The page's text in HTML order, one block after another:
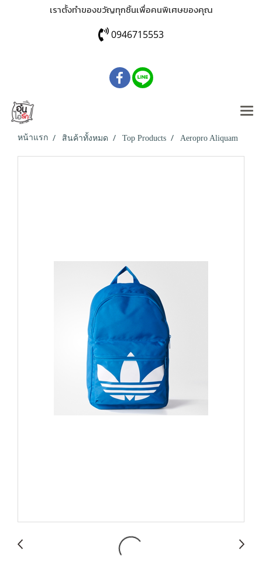
เราตั้งทำของขวัญทุกชิ้นเพื่อคนพิเศษของคุณ
0946715553
หน้าแรก สินค้าทั้งหมด Top Products Aeropro Aliquam